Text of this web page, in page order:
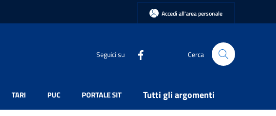
Accedi all'area personale
Seguici su Cerca
TARI PUC PORTALE SIT Tutti gli argomenti